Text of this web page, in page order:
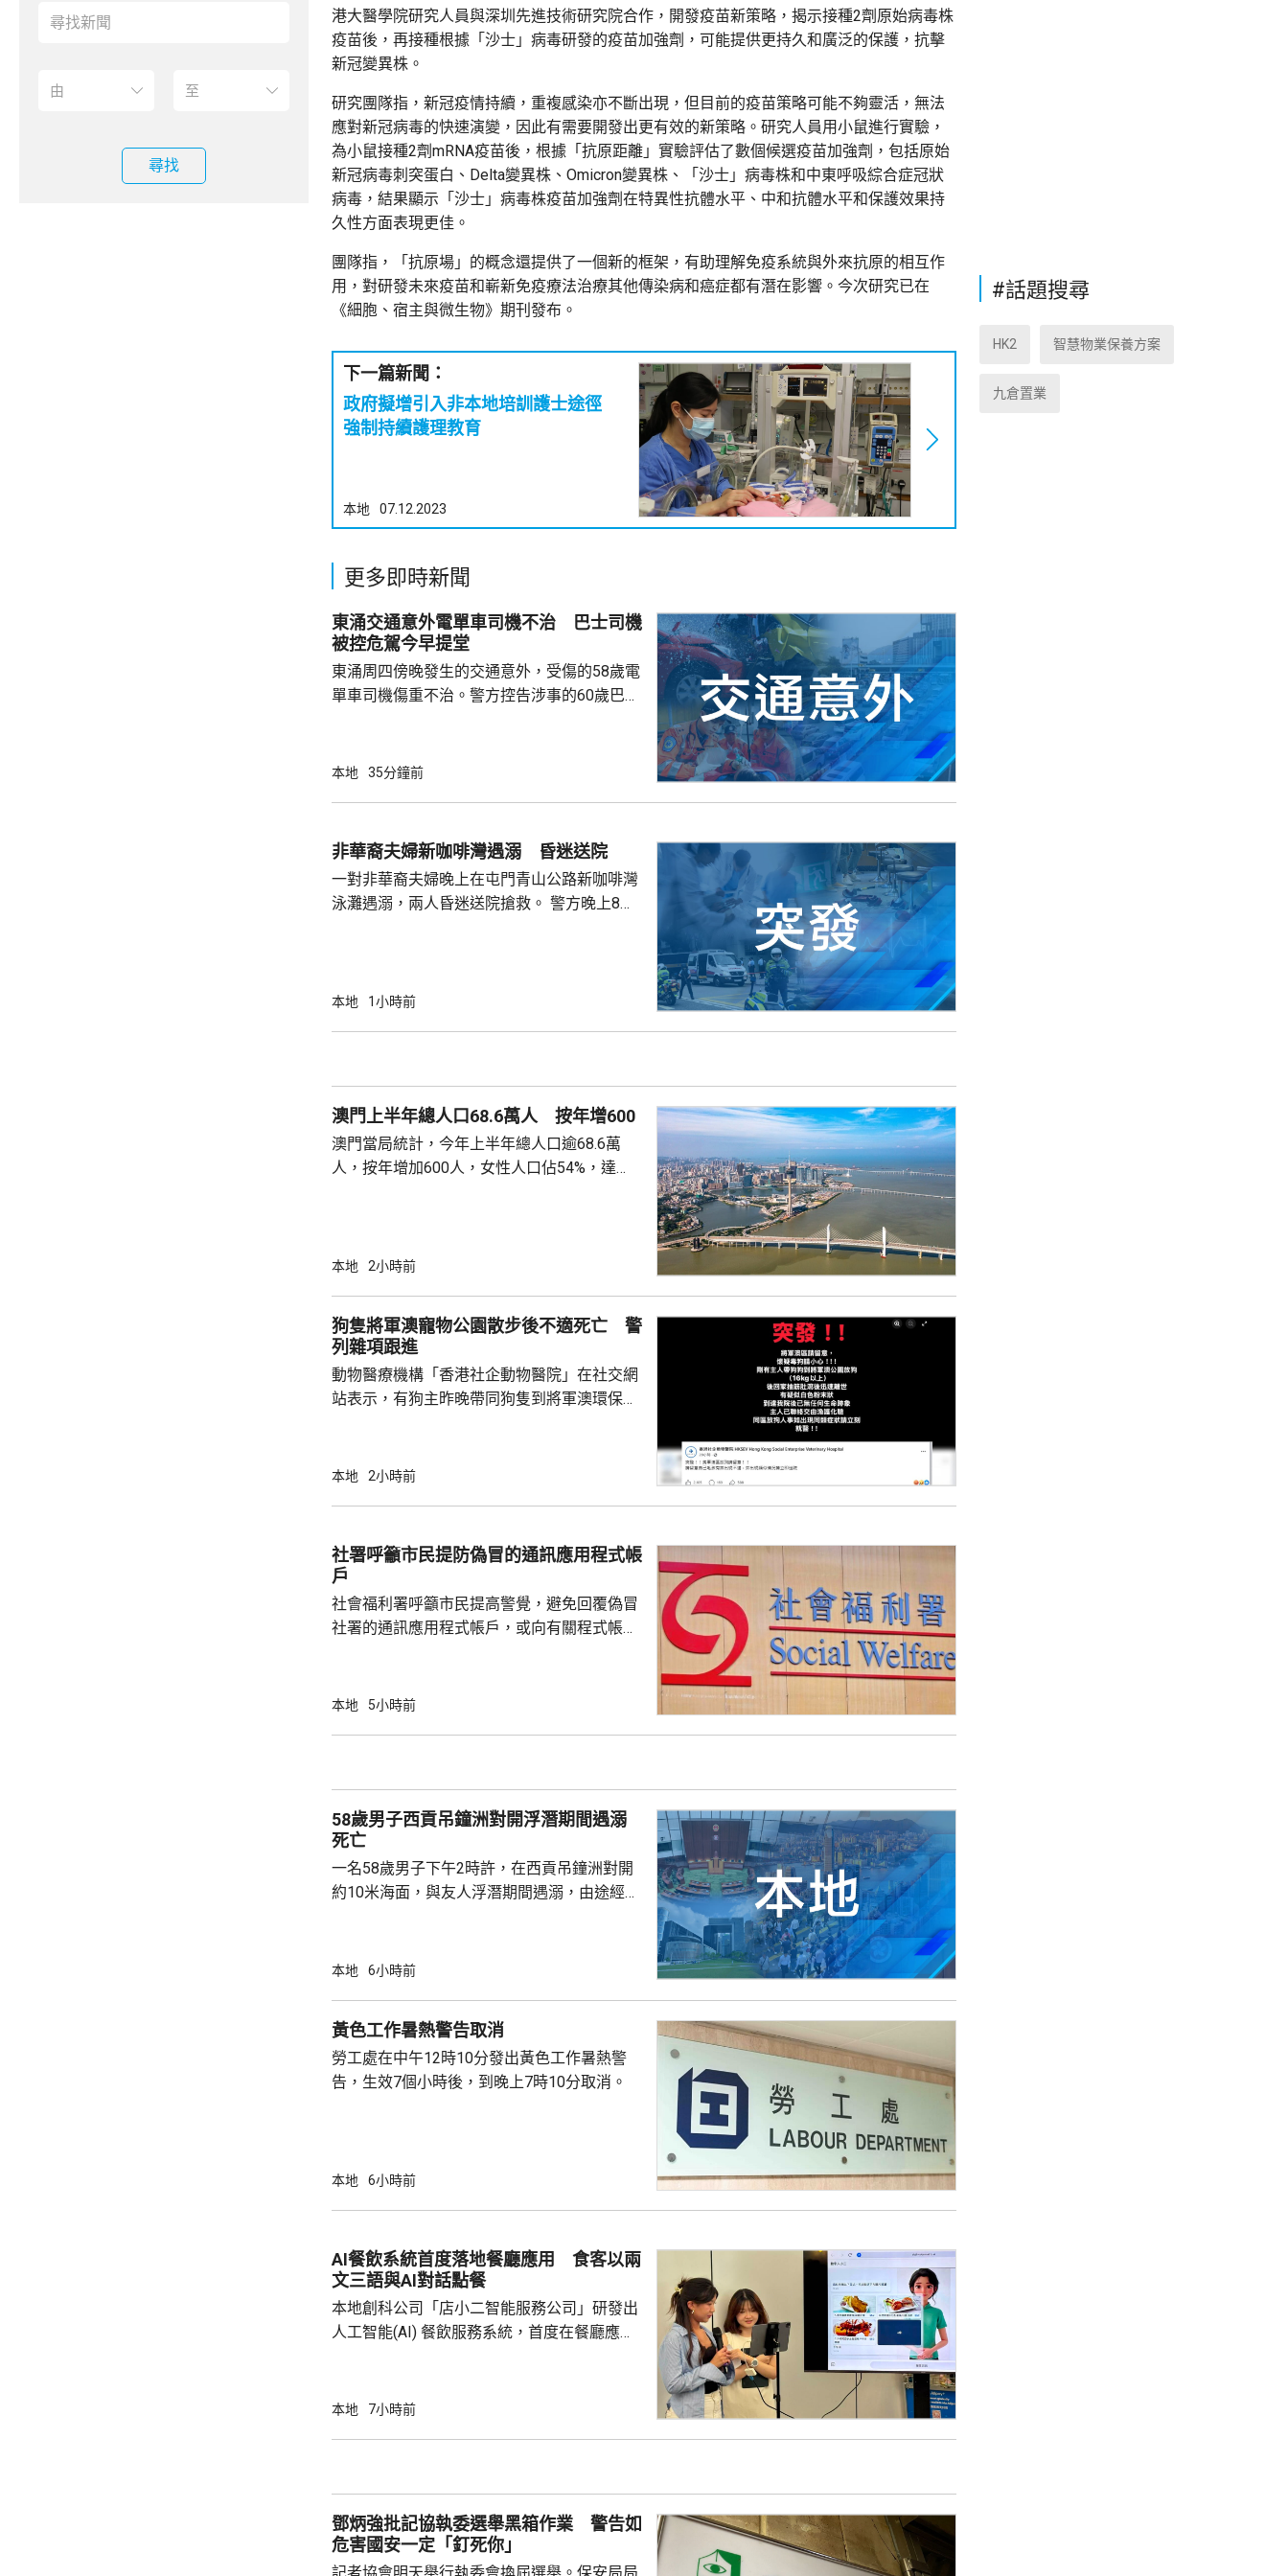
尋找
港大醫學院研究人員與深圳先進技術研究院合作，開發疫苗新策略，揭示接種2劑原始病毒株
疫苗後，再接種根據「沙士」病毒研發的疫苗加強劑，可能提供更持久和廣泛的保護，抗擊
新冠變異株。
研究團隊指，新冠疫情持續，重複感染亦不斷出現，但目前的疫苗策略可能不夠靈活，無法
應對新冠病毒的快速演變，因此有需要開發出更有效的新策略。研究人員用小鼠進行實驗，
為小鼠接種2劑mRNA疫苗後，根據「抗原距離」實驗評估了數個候選疫苗加強劑，包括原始
新冠病毒刺突蛋白、Delta變異株、Omicron變異株、「沙士」病毒株和中東呼吸綜合症冠狀
病毒，結果顯示「沙士」病毒株疫苗加強劑在特異性抗體水平、中和抗體水平和保護效果持
久性方面表現更佳。
團隊指，「抗原場」的概念還提供了一個新的框架，有助理解免疫系統與外來抗原的相互作
用，對研發未來疫苗和嶄新免疫療法治療其他傳染病和癌症都有潛在影響。今次研究已在
《細胞、宿主與微生物》期刊發布。
下一篇新聞：
政府擬增引入非本地培訓護士途徑
強制持續護理教育
本地 07.12.2023
更多即時新聞
東涌交通意外電單車司機不治 巴士司機
被控危駕今早提堂
東涌周四傍晚發生的交通意外，受傷的58歲電
單車司機傷重不治。警方控告涉事的60歲巴士
龍運巴士沿東涌東交匯處行駛，去到近北大嶼
身體多處受傷，昏迷送往北大嶼山醫院，延至
周五早上8時許證實死亡。
本地 35分鐘前
非華裔夫婦新咖啡灣遇溺 昏迷送院
一對非華裔夫婦晚上在屯門青山公路新咖啡灣
泳灘遇溺，兩人昏迷送院搶救。 警方晚上8時
本地 1小時前
澳門上半年總人口68.6萬人 按年增600
澳門當局統計，今年上半年總人口逾68.6萬
人，按年增加600人，女性人口佔54%，達
方面，上半年從內地持單程證的新來澳人士有
471人，按年少逾420人。
本地 2小時前
狗隻將軍澳寵物公園散步後不適死亡 警
列雜項跟進
動物醫療機構「香港社企動物醫院」在社交網
站表示，有狗主昨晚帶同狗隻到將軍澳環保大
亡，狗主事後聯絡交由漁護署化驗。 警方表
捕。
本地 2小時前
社署呼籲市民提防偽冒的通訊應用程式帳
戶
社會福利署呼籲市民提高警覺，避免回覆偽冒
社署的通訊應用程式帳戶，或向有關程式帳戶
內的不明連結，以盗取市民的個人資料。社署
本地 5小時前
58歲男子西貢吊鐘洲對開浮潛期間遇溺
死亡
一名58歲男子下午2時許，在西貢吊鐘洲對開
約10米海面，與友人浮潛期間遇溺，由途經船
確定。
本地 6小時前
黃色工作暑熱警告取消
勞工處在中午12時10分發出黃色工作暑熱警
告，生效7個小時後，到晚上7時10分取消。
本地 6小時前
AI餐飲系統首度落地餐廳應用 食客以兩
文三語與AI對話點餐
本地創科公司「店小二智能服務公司」研發出
人工智能(AI) 餐飲服務系統，首度在餐廳應
話或英文對話，食客根據AI指示點餐，亦可讓
招牌菜式，較為耗時，而AI能因應需求快速推
薦適合的菜式；又指自己不...
本地 7小時前
鄧炳強批記協執委選舉黑箱作業 警告如
危害國安一定「釘死你」
記者協會明天舉行執委會換屆選舉。保安局局
#話題搜尋
HK2 智慧物業保養方案
九倉置業